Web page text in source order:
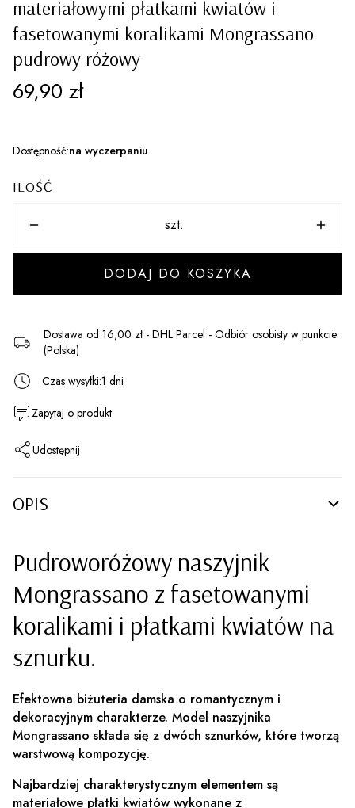
materiałowymi płatkami kwiatów i
fasetowanymi koralikami Mongrassano
pudrowy różowy
Cena
69,90 zł
Dostępność:na wyczerpaniu
ILOŚĆ
szt.
DODAJ DO KOSZYKA
Dostawa od 16,00 zł - DHL Parcel - Odbiór osobisty w punkcie
(Polska)
Czas wysyłki:1 dni
Zapytaj o produkt
Udostępnij
OPIS
Pudroworóżowy naszyjnik
Mongrassano z fasetowanymi
koralikami i płatkami kwiatów na
sznurku.
Efektowna biżuteria damska o romantycznym i
dekoracyjnym charakterze. Model naszyjnika
Mongrassano składa się z dwóch sznurków, które tworzą
warstwową kompozycję.
Najbardziej charakterystycznym elementem są
materiałowe płatki kwiatów wykonane z